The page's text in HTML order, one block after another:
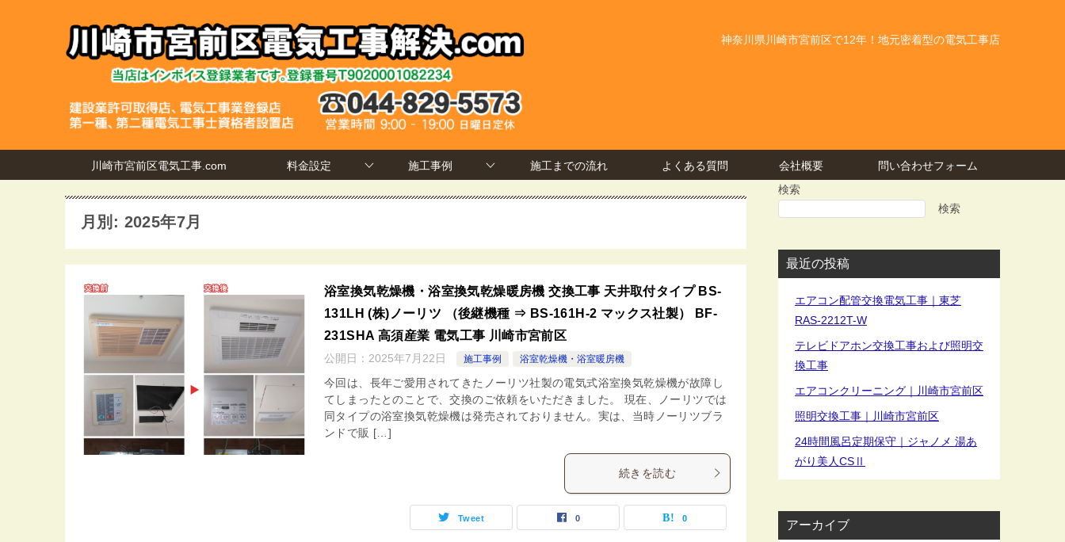
神奈川県川崎市宮前区で12年！地元密着型の電気工事店
川崎市宮前区電気工事.com 料金設定 施工事例 施工までの流れ よくある質問 会社概要 問い合わせフォーム
月別: 2025年7月
浴室換気乾燥機・浴室換気乾燥暖房機 交換工事 天井取付タイプ BS-
131LH (株)ノーリツ （後継機種 ⇒ BS-161H-2 マックス社製） BF-
231SHA 高須産業 電気工事 川崎市宮前区
公開日： 2025年7月22日 施工事例 浴室乾燥機・浴室暖房機
今回は、長年ご愛用されてきたノーリツ社製の電気式浴室換気乾燥機が故障し
てしまったとのことで、交換のご依頼をいただきました。 現在、ノーリツでは
同タイプの浴室換気乾燥機は発売されておりません。実は、当時ノーリツブラ
ンドで販 […]
続きを読む
Tweet 0 0
検索
検索
最近の投稿
エアコン配管交換電気工事｜東芝
RAS-2212T-W
テレビドアホン交換工事および照明交
換工事
エアコンクリーニング｜川崎市宮前区
照明交換工事｜川崎市宮前区
24時間風呂定期保守｜ジャノメ 湯あ
がり美人CSⅡ
アーカイブ